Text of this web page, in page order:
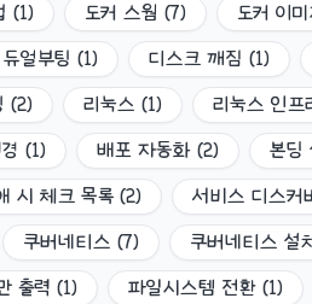
(1) 도커 스웜 (7) 도커 이
듀얼부팅 (1) 디스크 깨짐 (1)
(2) 리눅스 (1) 리눅스 인프
(1) 배포 자동화 (2) 본딩
시 체크 목록 (2) 서비스 디스커
쿠버네티스 (7) 쿠버네티스 설
출력 (1) 파일시스템 전환 (1)